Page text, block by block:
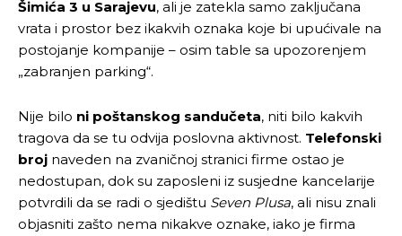
[wpuf_form id=”7463”]
[wpuf_form id=”7463”]
Šimića 3 u Sarajevu, ali je zatekla samo zaključana
vrata i prostor bez ikakvih oznaka koje bi upućivale na
postojanje kompanije – osim table sa upozorenjem
„zabranjen parking“.
Nije bilo ni poštanskog sandučeta, niti bilo kakvih
tragova da se tu odvija poslovna aktivnost. Telefonski
broj naveden na zvaničnoj stranici firme ostao je
nedostupan, dok su zaposleni iz susjedne kancelarije
potvrdili da se radi o sjedištu Seven Plusa, ali nisu znali
objasniti zašto nema nikakve oznake, iako je firma